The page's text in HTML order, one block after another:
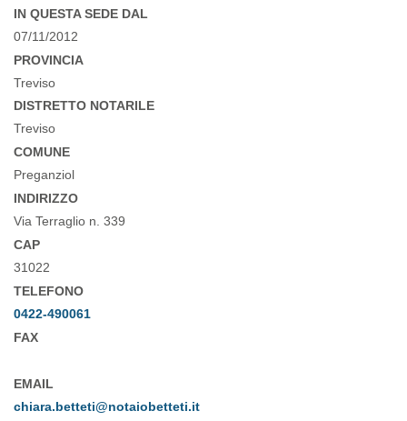
IN QUESTA SEDE DAL
07/11/2012
PROVINCIA
Treviso
DISTRETTO NOTARILE
Treviso
COMUNE
Preganziol
INDIRIZZO
Via Terraglio n. 339
CAP
31022
TELEFONO
0422-490061
FAX
EMAIL
chiara.betteti@notaiobetteti.it